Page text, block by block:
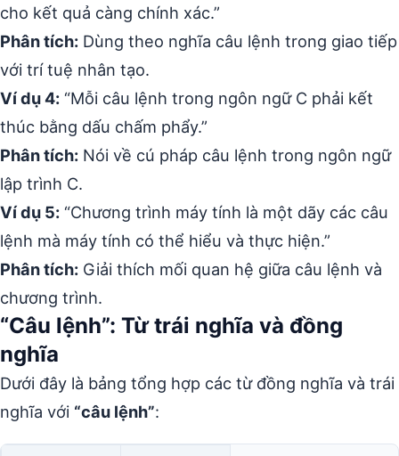
cho kết quả càng chính xác.”
Phân tích: Dùng theo nghĩa câu lệnh trong giao tiếp
với trí tuệ nhân tạo.
Ví dụ 4: “Mỗi câu lệnh trong ngôn ngữ C phải kết
thúc bằng dấu chấm phẩy.”
Phân tích: Nói về cú pháp câu lệnh trong ngôn ngữ
lập trình C.
Ví dụ 5: “Chương trình máy tính là một dãy các câu
lệnh mà máy tính có thể hiểu và thực hiện.”
Phân tích: Giải thích mối quan hệ giữa câu lệnh và
chương trình.
“Câu lệnh”: Từ trái nghĩa và đồng
nghĩa
Dưới đây là bảng tổng hợp các từ đồng nghĩa và trái
nghĩa với “câu lệnh”: